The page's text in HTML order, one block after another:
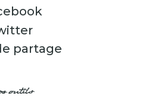
partage
outils